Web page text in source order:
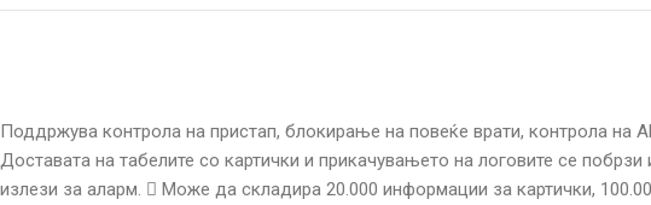
Поддржува контрола на пристап, блокирање на повеќе врати, контрола на
Доставата на табелите со картички и прикачувањето на логовите се
излези за аларм.  Може да складира 20.000 информации за картички,